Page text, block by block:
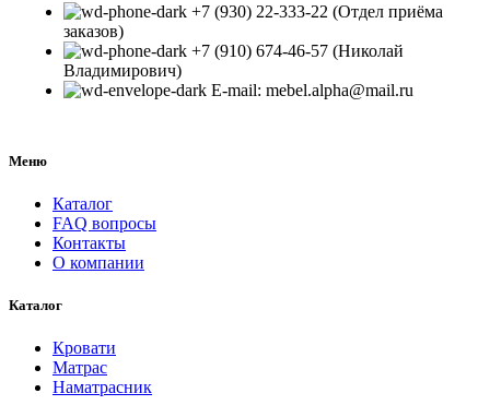
+7 (930) 22-333-22 (Отдел приёма
заказов)
+7 (910) 674-46-57 (Николай
Владимирович)
E-mail: mebel.alpha@mail.ru
Меню
Каталог
FAQ вопросы
Контакты
О компании
Каталог
Кровати
Матрас
Наматрасник